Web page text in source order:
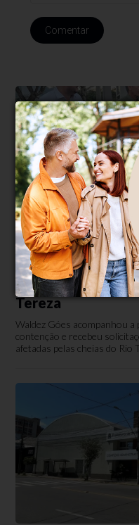
Comentar
Reconstrução Há 3 horas
Ministro da
Desenvolvimento
Tereza
Waldez Góes acompanhou
contenção e recebeu
afetadas pelas cheias do Rio